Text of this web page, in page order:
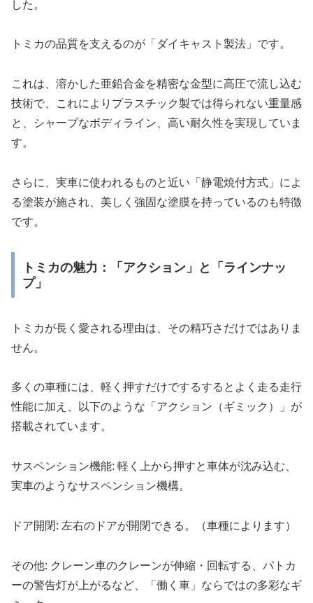
した。
トミカの品質を支えるのが「ダイキャスト製法」です。
これは、溶かした亜鉛合金を精密な金型に高圧で流し込む
技術で、これによりプラスチック製では得られない重量感
と、シャープなボディライン、高い耐久性を実現していま
す。
さらに、実車に使われるものと近い「静電焼付方式」によ
る塗装が施され、美しく強固な塗膜を持っているのも特徴
です。
トミカの魅力：「アクション」と「ラインナッ
プ」
トミカが長く愛される理由は、その精巧さだけではありま
せん。
多くの車種には、軽く押すだけでするするとよく走る走行
性能に加え、以下のような「アクション（ギミック）」が
搭載されています。
サスペンション機能: 軽く上から押すと車体が沈み込む、
実車のようなサスペンション機構。
ドア開閉: 左右のドアが開閉できる。（車種によります）
その他: クレーン車のクレーンが伸縮・回転する、パトカ
ーの警告灯が上がるなど、「働く車」ならではの多彩なギ